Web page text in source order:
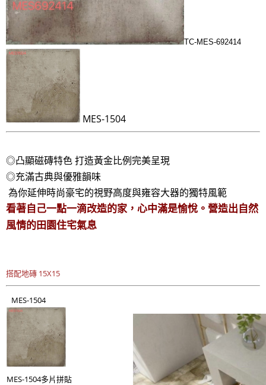
TC-MES-692414
MES-1504
◎凸顯磁磚特色 打造黃金比例完美呈現
◎充滿古典與優雅韻味
為你延伸時尚豪宅的視野高度與雍容大器的獨特風範
看著自己一點一滴改造的家，心中滿是愉悅。營造出自然
風情的田園住宅氣息
搭配地磚 15X15
MES-1504
MES-1504多片拼貼